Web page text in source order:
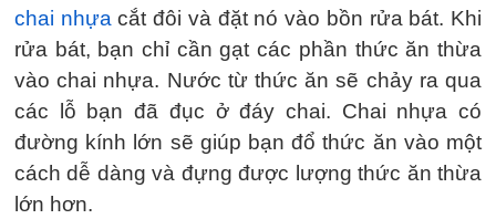
chai nhựa cắt đôi và đặt nó vào bồn rửa bát. Khi
rửa bát, bạn chỉ cần gạt các phần thức ăn thừa
vào chai nhựa. Nước từ thức ăn sẽ chảy ra qua
các lỗ bạn đã đục ở đáy chai. Chai nhựa có
đường kính lớn sẽ giúp bạn đổ thức ăn vào một
cách dễ dàng và đựng được lượng thức ăn thừa
lớn hơn.